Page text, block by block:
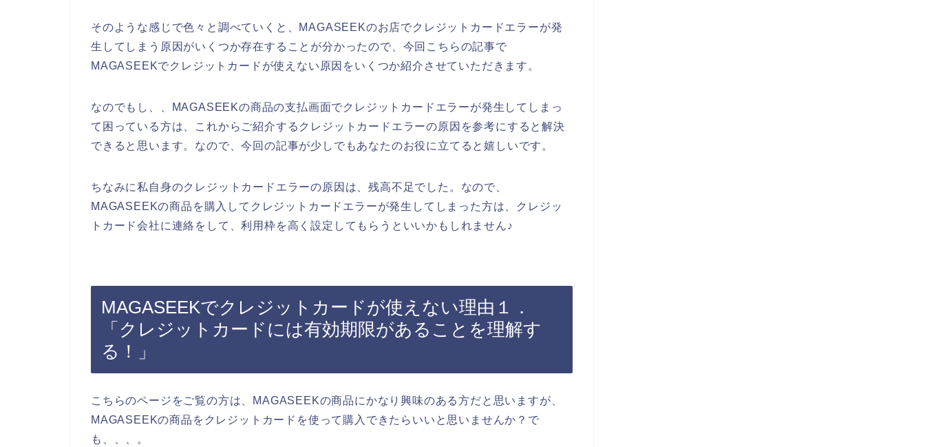
そのような感じで色々と調べていくと、MAGASEEKのお店でクレジットカードエラーが発
生してしまう原因がいくつか存在することが分かったので、今回こちらの記事で
MAGASEEKでクレジットカードが使えない原因をいくつか紹介させていただきます。
なのでもし、、MAGASEEKの商品の支払画面でクレジットカードエラーが発生してしまっ
て困っている方は、これからご紹介するクレジットカードエラーの原因を参考にすると解決
できると思います。なので、今回の記事が少しでもあなたのお役に立てると嬉しいです。
ちなみに私自身のクレジットカードエラーの原因は、残高不足でした。なので、
MAGASEEKの商品を購入してクレジットカードエラーが発生してしまった方は、クレジッ
トカード会社に連絡をして、利用枠を高く設定してもらうといいかもしれません♪
MAGASEEKでクレジットカードが使えない理由１．
「クレジットカードには有効期限があることを理解す
る！」
こちらのページをご覧の方は、MAGASEEKの商品にかなり興味のある方だと思いますが、
MAGASEEKの商品をクレジットカードを使って購入できたらいいと思いませんか？で
も、、、。